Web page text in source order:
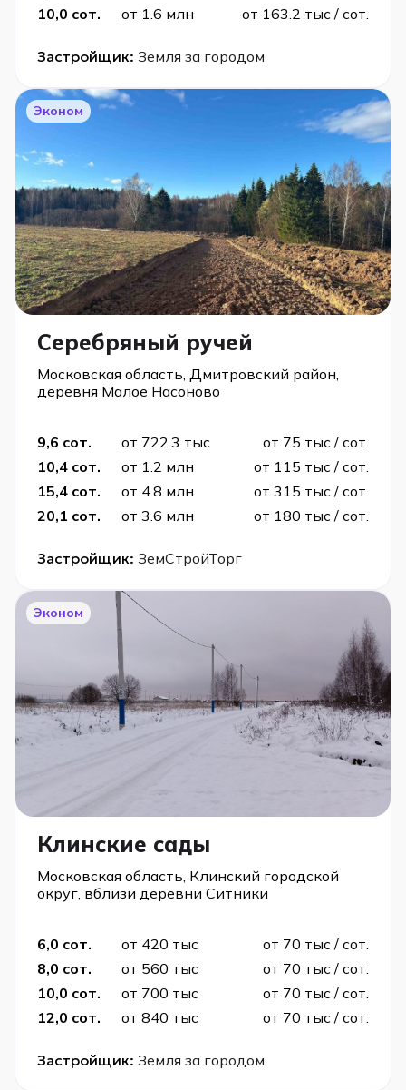
10,0 сот.
от 1.6 млн от 163.2 тыс / сот.
Застройщик: Земля за городом
Эконом
Серебряный ручей
Московская область, Дмитровский район,
деревня Малое Насоново
9,6 сот. от 722.3 тыс
от 75 тыс / сот.
10,4 сот.
от 1.2 млн
от 115 тыс / сот.
15,4 сот.
от 4.8 млн
от 315 тыс / сот.
20,1 сот.
от 3.6 млн от 180 тыс / сот.
Застройщик: ЗемСтройТорг
Эконом
Клинские сады
Московская область, Клинский городской
округ, вблизи деревни Ситники
6,0 сот. от 420 тыс
от 70 тыс / сот.
8,0 сот.
от 560 тыс
от 70 тыс / сот.
10,0 сот.
от 700 тыс
от 70 тыс / сот.
12,0 сот.
от 840 тыс от 70 тыс / сот.
Застройщик: Земля за городом